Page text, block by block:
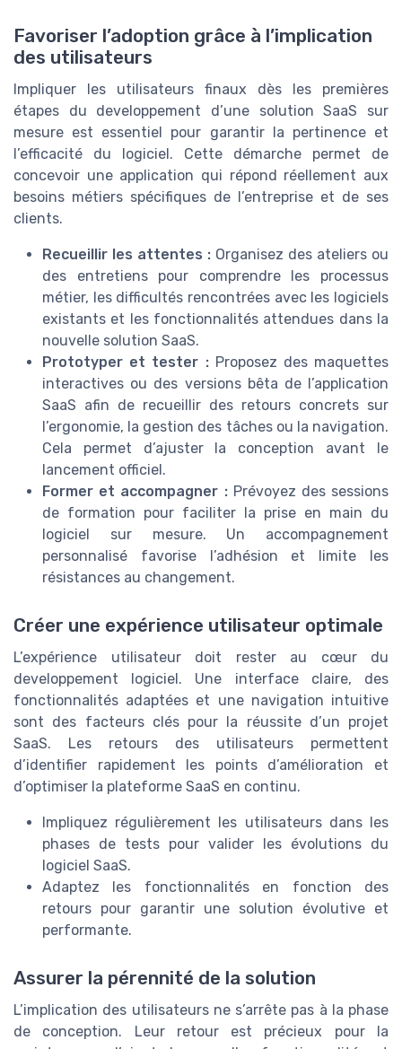
Favoriser l’adoption grâce à l’implication
des utilisateurs
Impliquer les utilisateurs finaux dès les premières
étapes du developpement d’une solution SaaS sur
mesure est essentiel pour garantir la pertinence et
l’efficacité du logiciel. Cette démarche permet de
concevoir une application qui répond réellement aux
besoins métiers spécifiques de l’entreprise et de ses
clients.
Recueillir les attentes : Organisez des ateliers ou
des entretiens pour comprendre les processus
métier, les difficultés rencontrées avec les logiciels
existants et les fonctionnalités attendues dans la
nouvelle solution SaaS.
Prototyper et tester :Proposez des maquettes
interactives ou des versions bêta de l’application
SaaS afin de recueillir des retours concrets sur
l’ergonomie, la gestion des tâches ou la navigation.
Cela permet d’ajuster la conception avant le
lancement officiel.
Former et accompagner :Prévoyez des sessions
de formation pour faciliter la prise en main du
logiciel sur mesure. Un accompagnement
personnalisé favorise l’adhésion et limite les
résistances au changement.
Créer une expérience utilisateur optimale
L’expérience utilisateur doit rester au cœur du
developpement logiciel. Une interface claire, des
fonctionnalités adaptées et une navigation intuitive
sont des facteurs clés pour la réussite d’un projet
SaaS. Les retours des utilisateurs permettent
d’identifier rapidement les points d’amélioration et
d’optimiser la plateforme SaaS en continu.
Impliquez régulièrement les utilisateurs dans les
phases de tests pour valider les évolutions du
logiciel SaaS.
Adaptez les fonctionnalités en fonction des
retours pour garantir une solution évolutive et
performante.
Assurer la pérennité de la solution
L’implication des utilisateurs ne s’arrête pas à la phase
de conception. Leur retour est précieux pour la